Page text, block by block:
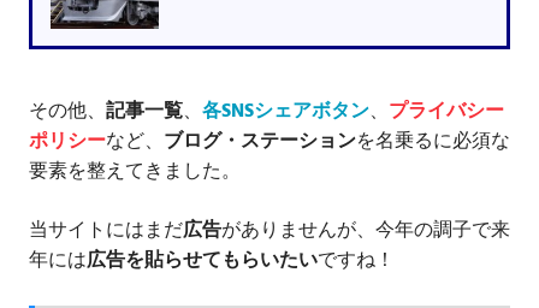
その他、 記事一覧、 各SNSシェアボタン、 プライバシー
ポリシーなど、 ブログ・ステーションを名乗るに必須な
要素を整えてきました。
当サイトにはまだ広告がありませんが、今年の調子で来
年には広告を貼らせてもらいたいですね！